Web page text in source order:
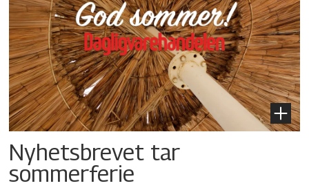
Nyhetsbrevet tar
sommerferie